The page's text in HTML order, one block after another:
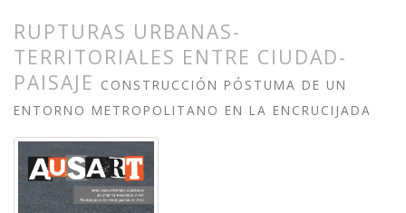
RUPTURAS URBANAS-
TERRITORIALES ENTRE CIUDAD-
PAISAJE CONSTRUCCIÓN PÓSTUMA DE UN
ENTORNO METROPOLITANO EN LA ENCRUCIJADA